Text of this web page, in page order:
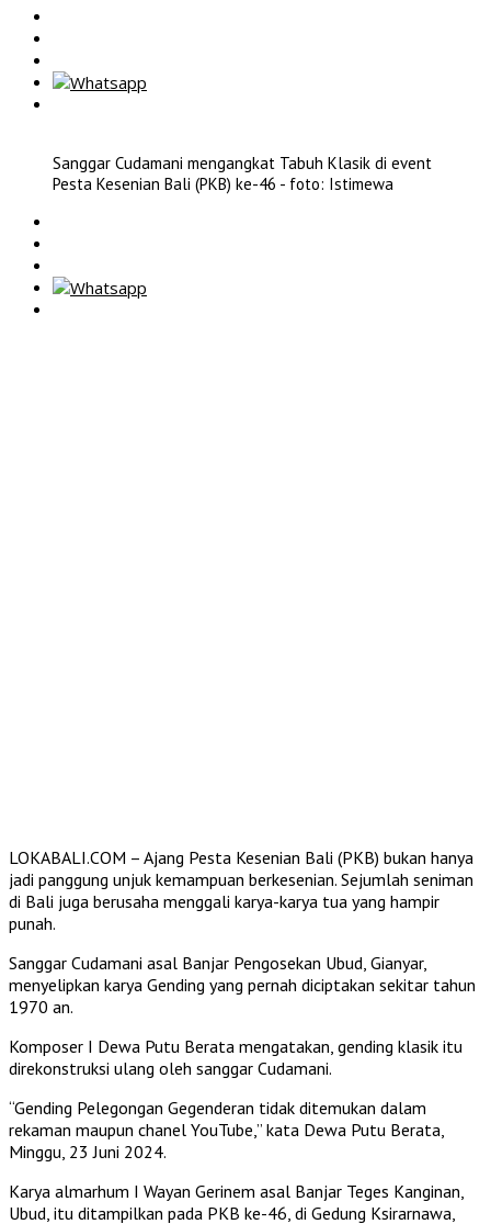
Sanggar Cudamani mengangkat Tabuh Klasik di event
Pesta Kesenian Bali (PKB) ke-46 - foto: Istimewa
LOKABALI.COM – Ajang Pesta Kesenian Bali (PKB) bukan hanya
jadi panggung unjuk kemampuan berkesenian. Sejumlah seniman
di Bali juga berusaha menggali karya-karya tua yang hampir
punah.
Sanggar Cudamani asal Banjar Pengosekan Ubud, Gianyar,
menyelipkan karya Gending yang pernah diciptakan sekitar tahun
1970 an.
Komposer I Dewa Putu Berata mengatakan, gending klasik itu
direkonstruksi ulang oleh sanggar Cudamani.
“Gending Pelegongan Gegenderan tidak ditemukan dalam
rekaman maupun chanel YouTube,” kata Dewa Putu Berata,
Minggu, 23 Juni 2024.
Karya almarhum I Wayan Gerinem asal Banjar Teges Kanginan,
Ubud, itu ditampilkan pada PKB ke-46, di Gedung Ksirarnawa,